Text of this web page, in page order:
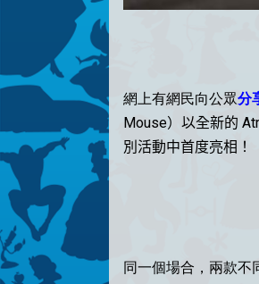
網上有網民向公眾分
Mouse）以全新的
別活動中首度亮相！
同一個場合，兩款不